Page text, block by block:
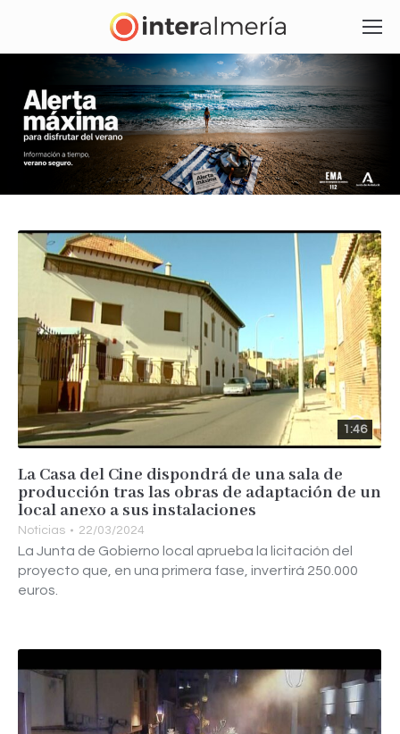
1:46
La Casa del Cine dispondrá de una sala de
producción tras las obras de adaptación de un
local anexo a sus instalaciones
Noticias 22/03/2024
La Junta de Gobierno local aprueba la licitación del
proyecto que, en una primera fase, invertirá 250.000
euros.